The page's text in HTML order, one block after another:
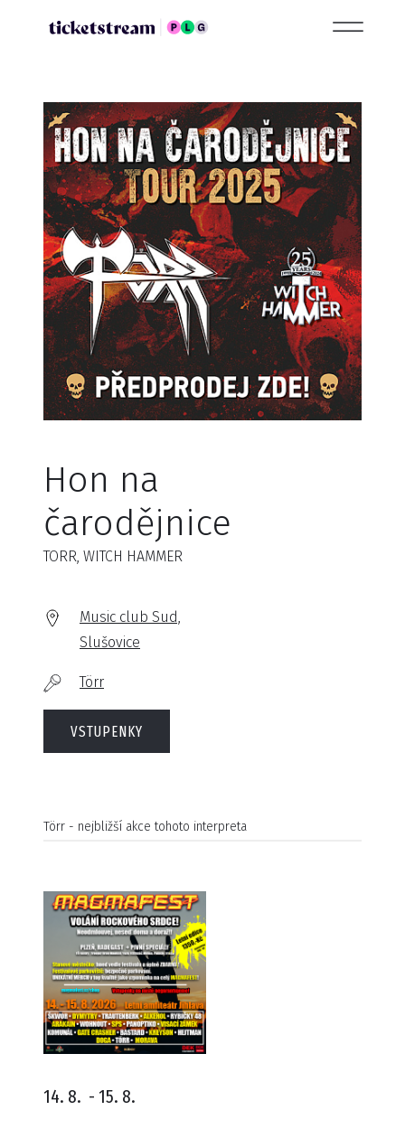
Hon na
čarodějnice
TORR, WITCH HAMMER
Music club Sud,
Slušovice
Törr
VSTUPENKY
Törr - nejbližší akce tohoto interpreta
14. 8. - 15. 8.